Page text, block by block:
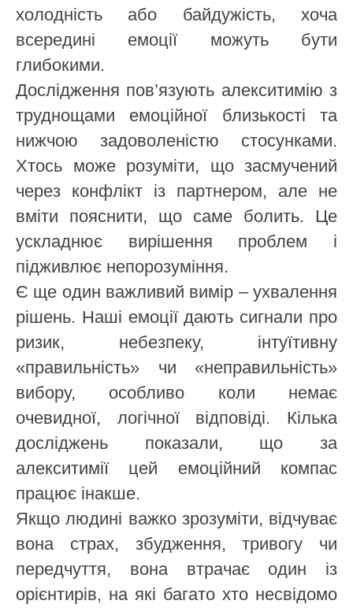
холодність або байдужість, хоча
всередині емоції можуть бути
глибокими.
Дослідження пов’язують алекситимію з
труднощами емоційної близькості та
нижчою задоволеністю стосунками.
Хтось може розуміти, що засмучений
через конфлікт із партнером, але не
вміти пояснити, що саме болить. Це
ускладнює вирішення проблем і
підживлює непорозуміння.
Є ще один важливий вимір – ухвалення
рішень. Наші емоції дають сигнали про
ризик, небезпеку, інтуїтивну
«правильність» чи «неправильність»
вибору, особливо коли немає
очевидної, логічної відповіді. Кілька
досліджень показали, що за
алекситимії цей емоційний компас
працює інакше.
Якщо людині важко зрозуміти, відчуває
вона страх, збудження, тривогу чи
передчуття, вона втрачає один із
орієнтирів, на які багато хто несвідомо